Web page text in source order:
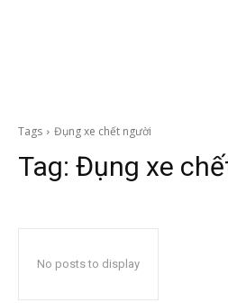
Tags Đụng xe chết người
Tag: Đụng xe
No posts to display